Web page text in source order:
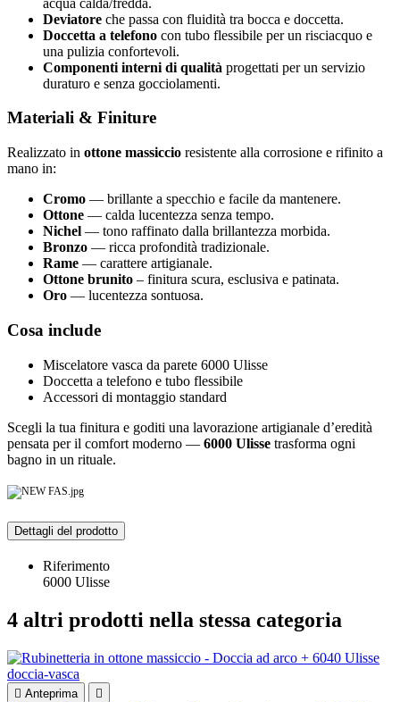
Deviatore che passa con fluidità tra bocca e doccetta.
Doccetta a telefono con tubo flessibile per un risciacquo e
una pulizia confortevoli.
Componenti interni di qualità progettati per un servizio
duraturo e senza gocciolamenti.
Materiali & Finiture
Realizzato in ottone massiccio resistente alla corrosione e rifinito a
mano in:
Cromo — brillante a specchio e facile da mantenere.
Ottone — calda lucentezza senza tempo.
Nichel — tono raffinato dalla brillantezza morbida.
Bronzo — ricca profondità tradizionale.
Rame — carattere artigianale.
Ottone brunito – finitura scura, esclusiva e patinata.
Oro — lucentezza sontuosa.
Cosa include
Miscelatore vasca da parete 6000 Ulisse
Doccetta a telefono e tubo flessibile
Accessori di montaggio standard
Scegli la tua finitura e goditi una lavorazione artigianale d’eredità
pensata per il comfort moderno — 6000 Ulisse trasforma ogni
bagno in un rituale.
Dettagli del prodotto
Riferimento
6000 Ulisse
4 altri prodotti nella stessa categoria
 Anteprima 